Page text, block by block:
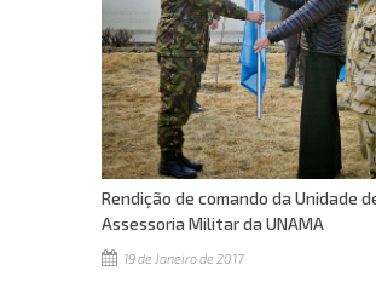
Rendição de comando da Unidade
Assessoria Militar da UNAMA
19 de Janeiro de 2017